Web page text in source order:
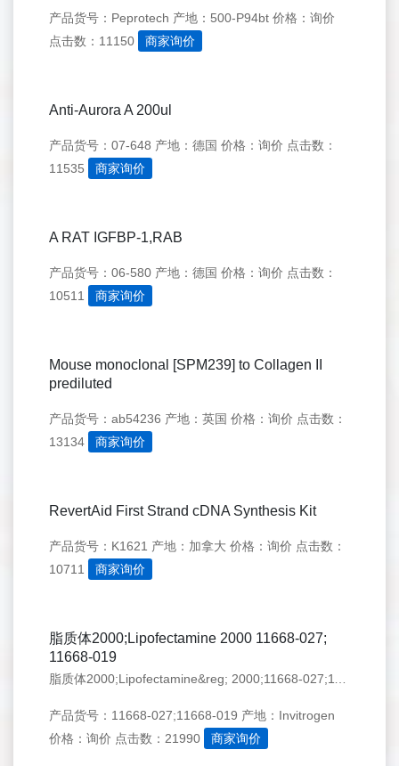
产品货号：Peprotech 产地：500-P94bt 价格：询价
点击数：11150
商家询价
Anti-Aurora A 200ul
产品货号：07-648 产地：德国 价格：询价 点击数：
11535
商家询价
A RAT IGFBP-1,RAB
产品货号：06-580 产地：德国 价格：询价 点击数：
10511
商家询价
Mouse monoclonal [SPM239] to Collagen II
prediluted
产品货号：ab54236 产地：英国 价格：询价 点击数：
13134
商家询价
RevertAid First Strand cDNA Synthesis Kit
产品货号：K1621 产地：加拿大 价格：询价 点击数：
10711
商家询价
脂质体2000;Lipofectamine 2000 11668-027;
11668-019
产品货号：11668-027;11668-019 产地：Invitrogen
价格：询价 点击数：21990 商家询价